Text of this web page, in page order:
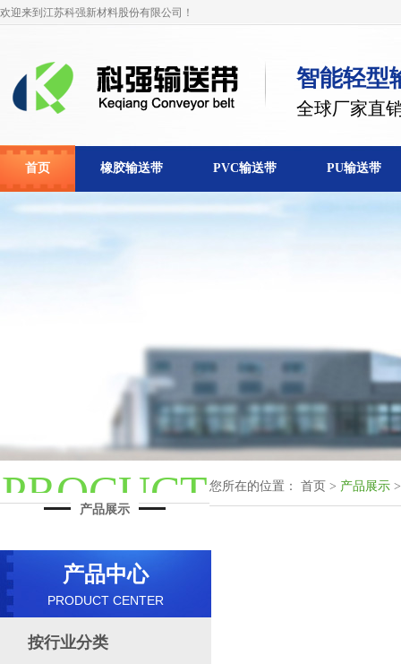
欢迎来到江苏科强新材料股份有限公司！
智能轻型
全球厂家直
首页 橡胶输送带 PVC输送带 PU输送带
PROCUCT
产品展示
您所在的位置： 首页 > 产品展示 >
产品中心
PRODUCT CENTER
按行业分类